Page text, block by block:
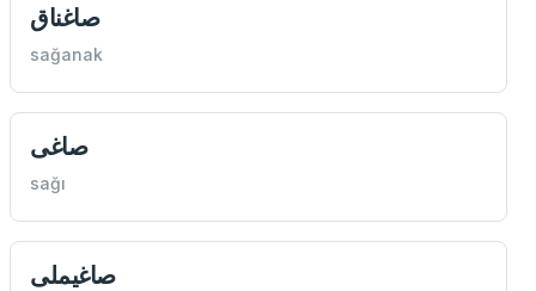
صاغناق
sağanak
صاغی
sağı
صاغيملی